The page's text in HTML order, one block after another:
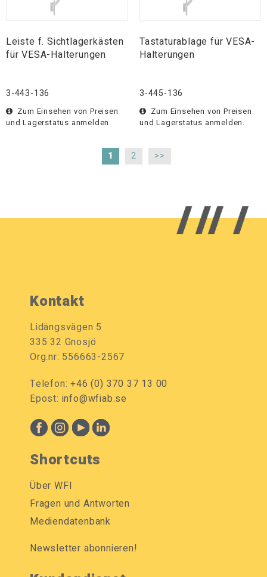
Leiste f. Sichtlagerkästen
für VESA-Halterungen
3-443-136
Zum Einsehen von Preisen
und Lagerstatus anmelden.
Tastaturablage für VESA-
Halterungen
3-445-136
Zum Einsehen von Preisen
und Lagerstatus anmelden.
1 2 >>
Kontakt
Lidängsvägen 5
335 32 Gnosjö
Org.nr: 556663-2567
Telefon:+46 (0) 370 37 13 00
Epost: info@wfiab.se
Shortcuts
Über WFI
Fragen und Antworten
Mediendatenbank
Newsletter abonnieren!